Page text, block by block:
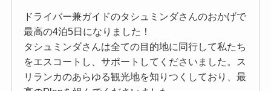
ドライバー兼ガイドのタシュミンダさんのおかげで
最高の4泊5日になりました！
タシュミンダさんは全ての目的地に同行して私たち
をエスコートし、サポートしてくださいました。ス
リランカのあらゆる観光地を知りつくしており、最